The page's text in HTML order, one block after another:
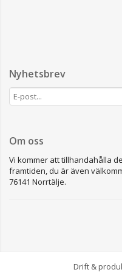
Nyhetsbrev
Om oss
Vi kommer att tillhandahålla
framtiden, du är även
76141 Norrtälje.
Drift &